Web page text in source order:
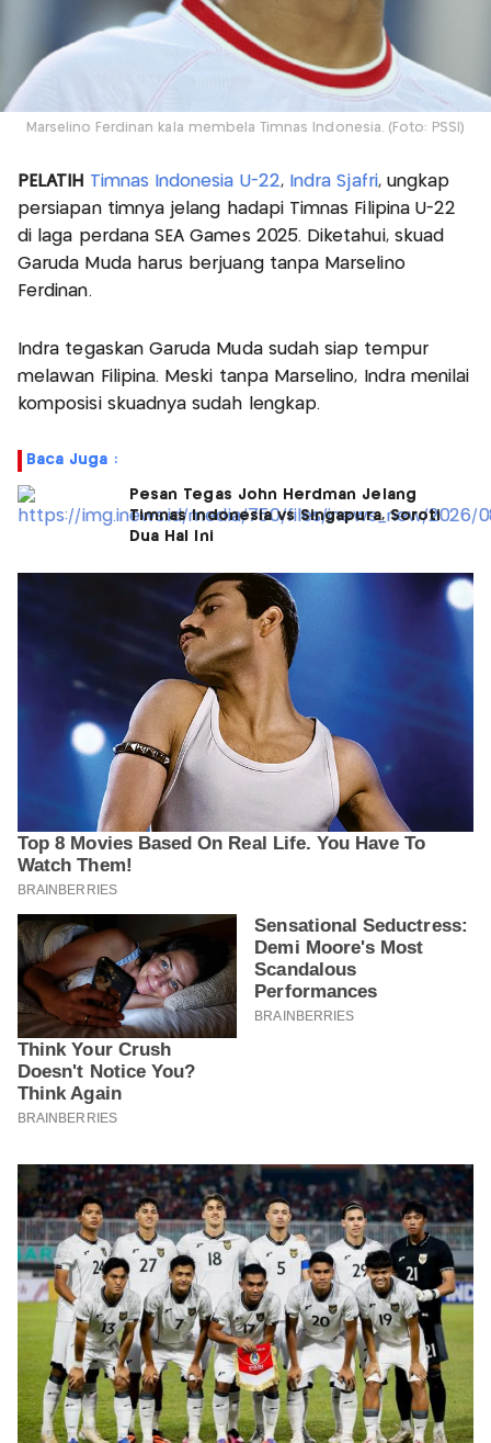
Marselino Ferdinan kala membela Timnas Indonesia. (Foto: PSSI)
PELATIH Timnas Indonesia U-22, Indra Sjafri, ungkap
persiapan timnya jelang hadapi Timnas Filipina U-22
di laga perdana SEA Games 2025. Diketahui, skuad
Garuda Muda harus berjuang tanpa Marselino
Ferdinan.
Indra tegaskan Garuda Muda sudah siap tempur
melawan Filipina. Meski tanpa Marselino, Indra menilai
komposisi skuadnya sudah lengkap.
Baca Juga :
Pesan Tegas John Herdman Jelang
Timnas Indonesia vs Singapura, Soroti
Dua Hal Ini